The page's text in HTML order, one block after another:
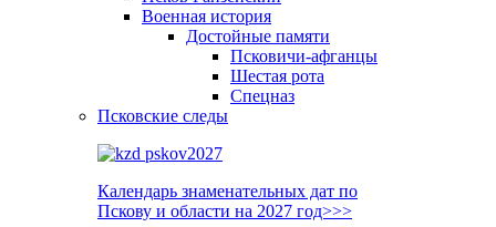
Военная история
Достойные памяти
Псковичи-афганцы
Шестая рота
Спецназ
Псковские следы
Календарь знаменательных дат по
Пскову и области на 2027 год>>>